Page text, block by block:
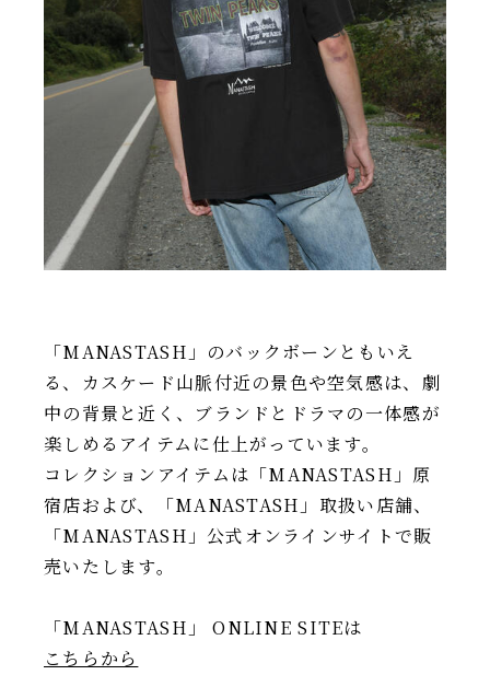
「MANASTASH」のバックボーンともいえ
る、カスケード山脈付近の景色や空気感は、劇
中の背景と近く、ブランドとドラマの一体感が
楽しめるアイテムに仕上がっています。
コレクションアイテムは「MANASTASH」原
宿店および、「MANASTASH」取扱い店舗、
「MANASTASH」公式オンラインサイトで販
売いたします。
「MANASTASH」 ONLINE SITEは
こちらから